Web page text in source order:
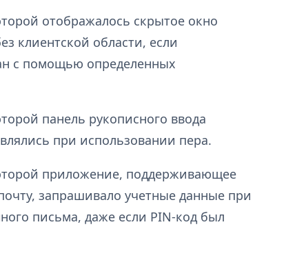
отображалось скрытое окно
клиентской области, если
с помощью определенных
панель рукописного ввода
при использовании пера.
приложение, поддерживающее
запрашивало учетные данные при
письма, даже если PIN-код был